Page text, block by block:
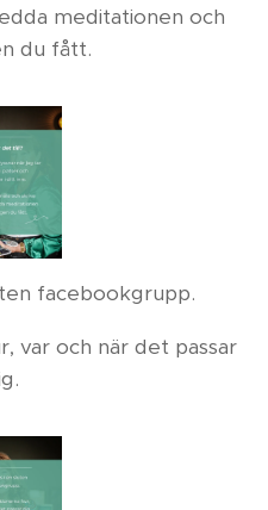
meditationen och
du fått.
facebookgrupp.
var och när det passar